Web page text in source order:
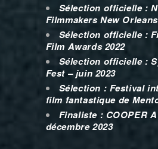
Sélection officielle :
Filmmakers New
Sélection officielle :
Film Awards 2022
Sélection officielle :
Fest – juin 2023
Sélection : Festival
film fantastique de
Finaliste : COOPER
décembre 2023